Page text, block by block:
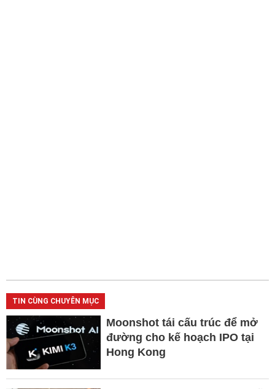
TIN CÙNG CHUYÊN MỤC
Moonshot tái cấu trúc để mở
đường cho kế hoạch IPO tại
Hong Kong